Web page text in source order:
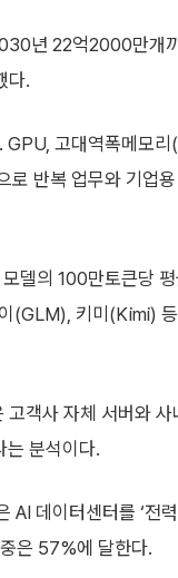
년 22억2000만개
다.
GPU, 고대역폭메모
반복 업무와 기업
델의 100만토큰당 평
(GLM), 키미(Kimi) 등
객사 자체 서버와 사
는 분석이다.
AI 데이터센터를 ‘전
은 57%에 달한다.